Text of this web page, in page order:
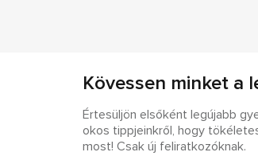
Kövessen minket a
Értesüljön elsőként legújabb
okos tippjeinkről, hogy
most! Csak új feliratkozóknak.